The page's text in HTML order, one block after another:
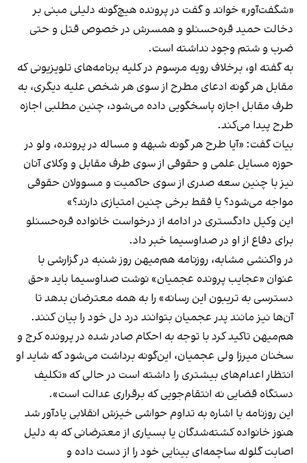
«شگفت‌آور» خواند و گفت در پرونده هیچ‌گونه دلیلی مبنی بر
دخالت حمید قره‌حسنلو و همسرش در خصوص قتل و حتی
ضرب و شتم وجود نداشته است.
به گفته او، برخلاف رویه مرسوم در کلیه برنامه‌های تلویزیونی که
مقابل هر گونه ادعای مطرح از سوی هر شخص علیه دیگری، به
طرف مقابل اجازه پاسخگویی داده می‌شود، چنین مطلبی اجازه
طرح پیدا می‌کند.
بیات گفت: «آیا طرح هر گونه شبهه و مساله در پرونده، ولو در
حوزه مسایل علمی و حقوقی از سوی طرف مقابل و وکلای آنان
نیز با چنین سعه صدری از سوی حاکمیت و مسوولان حقوقی
مواجه می‌شود؟ یا فقط برخی چنین امتیازی دارند؟»
این وکیل دادگستری در ادامه از درخواست خانواده قره‌حسنلو
برای دفاع از او در صداوسیما خبر داد.
در واکنشی مشابه، روزنامه هم‌میهن روز شنبه در گزارشی با
عنوان «عجایب پرونده عجمیان» نوشت صداوسیما باید «حق
دسترسی به تریبون این رسانه» را به همه معترضان بدهد تا
آن‌ها نیز مانند پدر عجمیان بتوانند درد دل خود را بیان کنند.
هم‌میهن تاکید کرد با توجه به احکام صادر شده در پرونده کرج و
سخنان میرزا ولی عجمیان، این‌گونه برداشت می‌شود که شاید او
انتظار اعدام‌های بیشتری را داشته است در حالی‌ که «تکلیف
دستگاه قضایی نه انتقام‌جویی که برقراری عدالت است».
این روزنامه با اشاره به تداوم حواشی خیزش انقلابی یادآور شد
هنوز خانواده کشته‌شدگان یا بسیاری از معترضانی که به دلیل
اصابت گلوله ساچمه‌ای بینایی خود را از دست داده و